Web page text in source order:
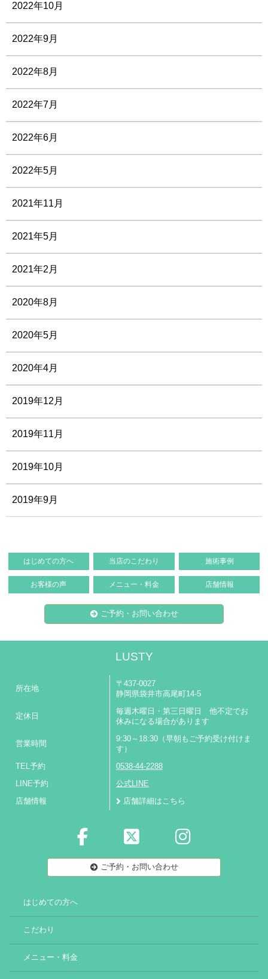
2022年10月
2022年9月
2022年8月
2022年7月
2022年6月
2022年5月
2021年11月
2021年5月
2021年2月
2020年8月
2020年5月
2020年4月
2019年12月
2019年11月
2019年10月
2019年9月
はじめての方へ 当店のこだわり 施術事例
お客様の声 メニュー・料金 店舗情報
ご予約・お問い合わせ
LUSTY
所在地
〒437-0027
静岡県袋井市高尾町14-5
定休日
毎週木曜日・第三日曜日 他不定でお
休みになる場合があります
営業時間
9:30～18:30（早朝もご予約受け付けま
す）
TEL予約 0538-44-2288
LINE予約 公式LINE
店舗情報 店舗詳細はこちら
ご予約・お問い合わせ
はじめての方へ
こだわり
メニュー・料金